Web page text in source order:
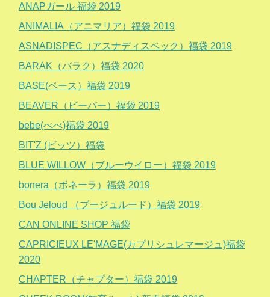
ANAPガール 福袋 2019
ANIMALIA（アニマリア）福袋 2019
ASNADISPEC（アスナディスペック）福袋 2019
BARAK（バラク）福袋 2020
BASE(ベース）福袋 2019
BEAVER（ビーバー）福袋 2019
bebe(べべ)福袋 2019
BIT'Z (ビッツ）福袋
BLUE WILLOW（ブルーウイロー）福袋 2019
bonera（ボネーラ）福袋 2019
Bou Jeloud （ブージュルード）福袋 2019
CAN ONLINE SHOP 福袋
CAPRICIEUX LE'MAGE(カプリシュレマージュ)福袋
2020
CHAPTER（チャプター）福袋 2019